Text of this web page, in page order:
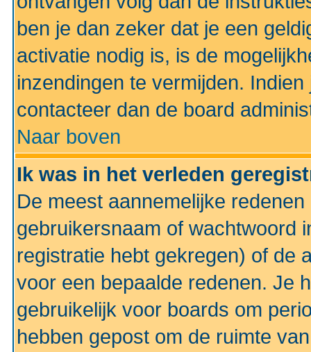
ben je dan zeker dat je een
activatie nodig is, is de
inzendingen te vermijden.
contacteer dan de board
Naar boven
Ik was in het verleden
De meest aannemelijke
gebruikersnaam of wachtwoord
registratie hebt gekregen) of de
voor een bepaalde redenen. Je
gebruikelijk voor boards om
hebben gepost om de ruimte